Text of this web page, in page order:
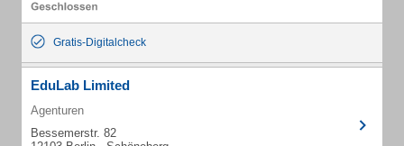
Gratis-Digitalcheck
EduLab Limited
Agenturen
Bessemerstr. 82